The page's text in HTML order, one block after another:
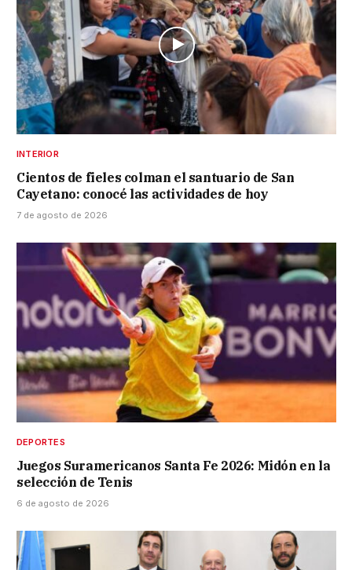
INTERIOR
Cientos de fieles colman el santuario de San
Cayetano: conocé las actividades de hoy
7 de agosto de 2026
DEPORTES
Juegos Suramericanos Santa Fe 2026: Midón en la
selección de Tenis
6 de agosto de 2026